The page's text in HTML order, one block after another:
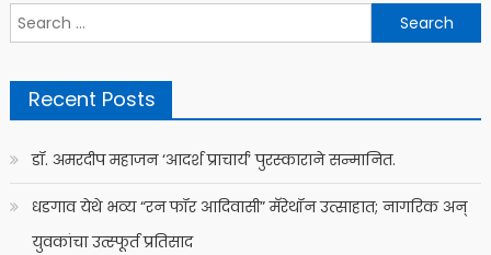
Search
for:
Recent Posts
डॉ. अमरदीप महाजन ‘आदर्श प्राचार्य’ पुरस्काराने सन्मानित.
धडगाव येथे भव्य “रन फॉर आदिवासी” मॅरेथॉन उत्साहात; नागरिक अन्
युवकांचा उत्स्फूर्त प्रतिसाद